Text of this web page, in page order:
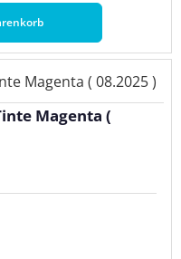
Magenta (